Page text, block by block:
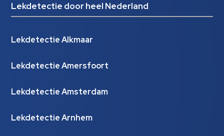
Lekdetectie door heel Nederland
Lekdetectie Alkmaar
Lekdetectie Amersfoort
Lekdetectie Amsterdam
Lekdetectie Arnhem